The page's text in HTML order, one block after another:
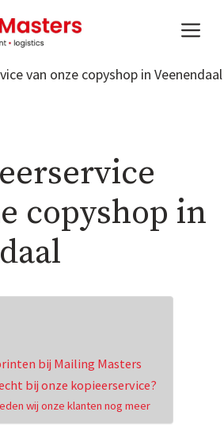
van onze copyshop in Veenendaal
copyshop in
bij Mailing Masters
bij onze kopieerservice?
wij onze klanten nog meer